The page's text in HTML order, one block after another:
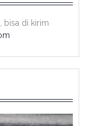
bisa di kirim